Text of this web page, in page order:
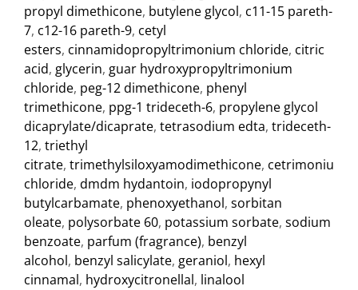
propyl dimethicone, butylene glycol, c11-15 pareth-
7, c12-16 pareth-9, cetyl
esters, cinnamidopropyltrimonium chloride, citric
acid, glycerin, guar hydroxypropyltrimonium
chloride, peg-12 dimethicone, phenyl
trimethicone, ppg-1 trideceth-6, propylene glycol
dicaprylate/dicaprate, tetrasodium edta, trideceth-
12, triethyl
citrate, trimethylsiloxyamodimethicone, cetrimonium
chloride, dmdm hydantoin, iodopropynyl
butylcarbamate, phenoxyethanol, sorbitan
oleate, polysorbate 60, potassium sorbate, sodium
benzoate, parfum (fragrance), benzyl
alcohol, benzyl salicylate, geraniol, hexyl
cinnamal, hydroxycitronellal, linalool